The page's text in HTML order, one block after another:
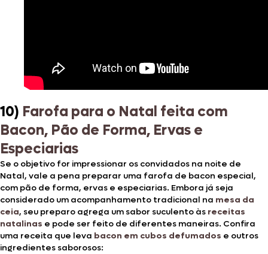
10) Farofa para o Natal feita com
Bacon, Pão de Forma, Ervas e
Especiarias
Se o objetivo for impressionar os convidados na noite de
Natal, vale a pena preparar uma farofa de bacon especial,
com pão de forma, ervas e especiarias. Embora já seja
considerado um acompanhamento tradicional na mesa da
ceia, seu preparo agrega um sabor suculento às receitas
natalinas e pode ser feito de diferentes maneiras. Confira
uma receita que leva bacon em cubos defumados e outros
ingredientes saborosos: